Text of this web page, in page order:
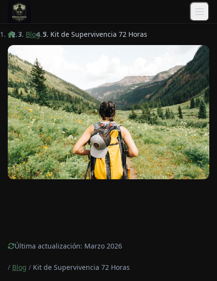
Saltar al contenido principal
/ Blog / Kit de Supervivencia 72 Horas
Última actualización: Marzo 2026
/ Blog / Kit de Supervivencia 72 Horas